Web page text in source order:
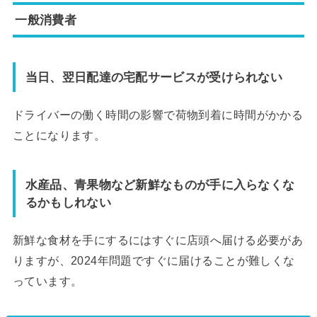
一般消費者
当日、翌日配達の宅配サービスが受けられない
ドライバーの働く時間の影響で荷物到着に時間がかかる
ことになります。
水産品、青果物など新鮮なものが手に入らなくな
るかもしれない
新鮮な食材を手にするにはすぐに店頭へ届ける必要があ
りますが、2024年問題ですぐに届けることが難しくな
っています。